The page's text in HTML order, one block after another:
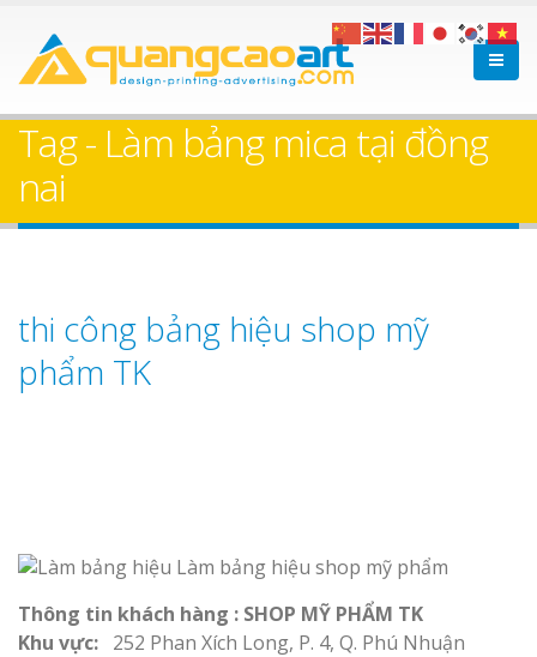
Tag - Làm bảng mica tại đồng
nai
thi công bảng hiệu shop mỹ
phẩm TK
Thông tin khách hàng : SHOP MỸ PHẨM TK
Khu vực: 252 Phan Xích Long, P. 4, Q. Phú Nhuận